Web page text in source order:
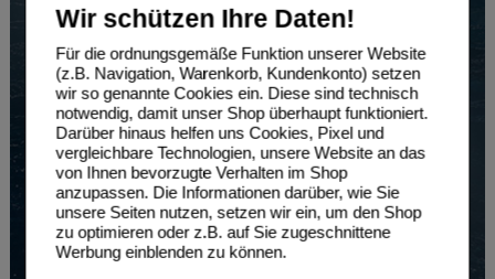
Wir schützen Ihre Daten!
Für die ordnungsgemäße Funktion unserer Website
(z.B. Navigation, Warenkorb, Kundenkonto) setzen
wir so genannte Cookies ein. Diese sind technisch
notwendig, damit unser Shop überhaupt funktioniert.
Darüber hinaus helfen uns Cookies, Pixel und
vergleichbare Technologien, unsere Website an das
von Ihnen bevorzugte Verhalten im Shop
anzupassen. Die Informationen darüber, wie Sie
unsere Seiten nutzen, setzen wir ein, um den Shop
zu optimieren oder z.B. auf Sie zugeschnittene
Werbung einblenden zu können.